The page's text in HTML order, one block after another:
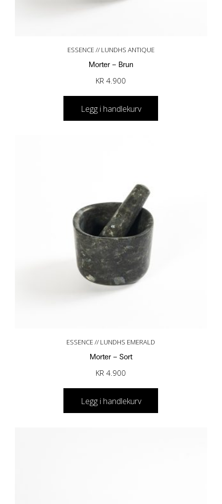
ESSENCE // LUNDHS ANTIQUE
Morter – Brun
KR 4.900
Legg i handlekurv
ESSENCE // LUNDHS EMERALD
Morter – Sort
KR 4.900
Legg i handlekurv